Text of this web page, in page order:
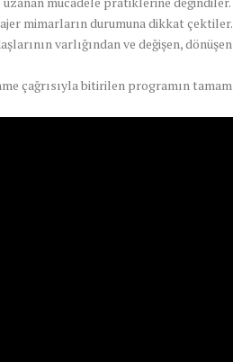
mimarların durumuna dikkat
varlığından ve değişen,
çağrısıyla bitirilen programın